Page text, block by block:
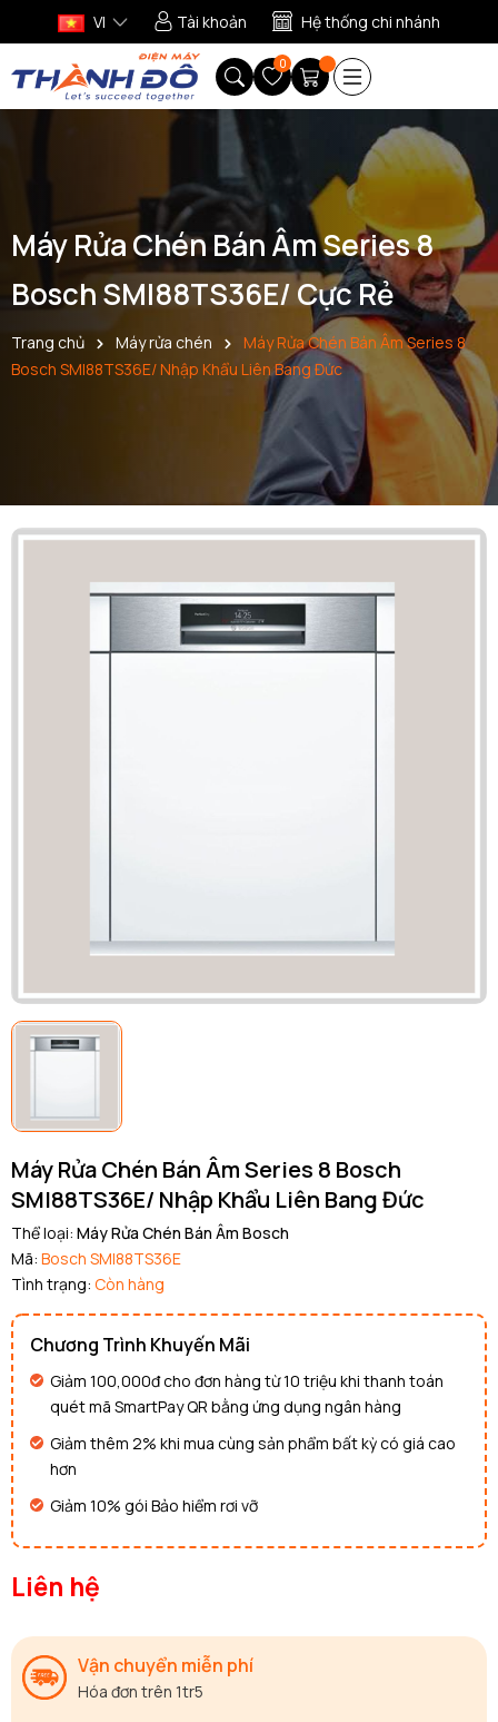
VI Tài khoản Hệ thống chi nhánh
0
Máy Rửa Chén Bán Âm Series 8
Bosch SMI88TS36E/ Cực Rẻ
Trang chủ Máy rửa chén
Máy Rửa Chén Bán Âm Series 8
Bosch SMI88TS36E/ Nhập Khẩu Liên Bang Đức
Máy Rửa Chén Bán Âm Series 8 Bosch
SMI88TS36E/ Nhập Khẩu Liên Bang Đức
Thể loại: Máy Rửa Chén Bán Âm Bosch
Mã: Bosch SMI88TS36E
Tình trạng: Còn hàng
Chương Trình Khuyến Mãi
Giảm 100,000đ cho đơn hàng từ 10 triệu khi thanh toán
quét mã SmartPay QR bằng ứng dụng ngân hàng
Giảm thêm 2% khi mua cùng sản phẩm bất kỳ có giá cao
hơn
Giảm 10% gói Bảo hiểm rơi vỡ
Liên hệ
Vận chuyển miễn phí
Hóa đơn trên 1tr5